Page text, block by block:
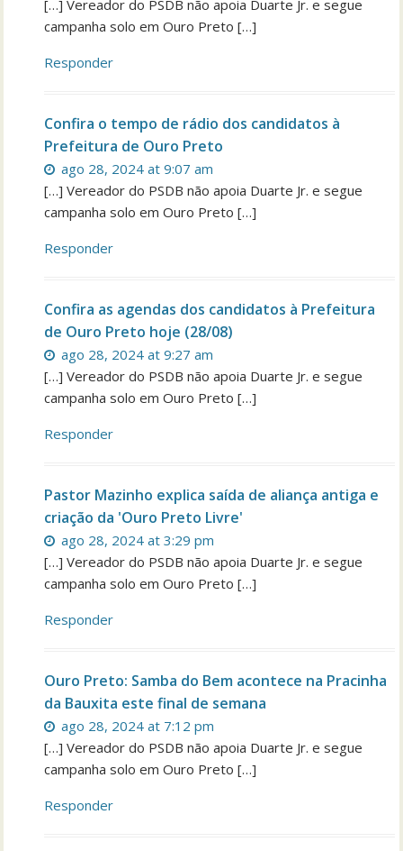
[…] Vereador do PSDB não apoia Duarte Jr. e segue
campanha solo em Ouro Preto […]
Responder
Confira o tempo de rádio dos candidatos à
Prefeitura de Ouro Preto
ago 28, 2024 at 9:07 am
[…] Vereador do PSDB não apoia Duarte Jr. e segue
campanha solo em Ouro Preto […]
Responder
Confira as agendas dos candidatos à Prefeitura
de Ouro Preto hoje (28/08)
ago 28, 2024 at 9:27 am
[…] Vereador do PSDB não apoia Duarte Jr. e segue
campanha solo em Ouro Preto […]
Responder
Pastor Mazinho explica saída de aliança antiga e
criação da 'Ouro Preto Livre'
ago 28, 2024 at 3:29 pm
[…] Vereador do PSDB não apoia Duarte Jr. e segue
campanha solo em Ouro Preto […]
Responder
Ouro Preto: Samba do Bem acontece na Pracinha
da Bauxita este final de semana
ago 28, 2024 at 7:12 pm
[…] Vereador do PSDB não apoia Duarte Jr. e segue
campanha solo em Ouro Preto […]
Responder